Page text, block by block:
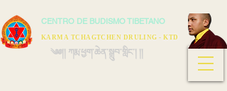
CENTRO DE BUDISMO TIBETANO
༄༅།། ཀརྨ་ཕྱག་ཆེན་སྒྲུབ་གླིང་། །།
KARMA TCHAGTCHEN DRULING - KTD